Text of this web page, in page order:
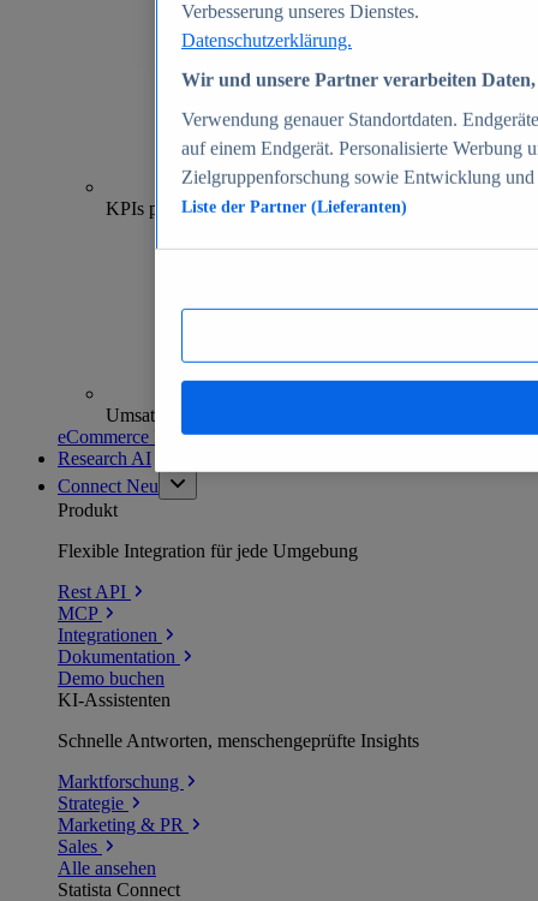
70+
KPIs pro Shop
Umsatzanalysen und -prognosen
eCommerce Insights entdecken
Research AI
Connect Neu
Produkt
Flexible Integration für jede Umgebung
Rest API
MCP
Integrationen
Dokumentation
Demo buchen
KI-Assistenten
Schnelle Antworten, menschengeprüfte Insights
Marktforschung
Strategie
Marketing & PR
Sales
Alle ansehen
Statista Connect
Verbesserung unseres Dienstes.
Datenschutzerklärung.
Wir und unsere Partner verarbeiten
Verwendung genauer Standortdaten.
auf einem Endgerät. Personalisierte Werbung
Zielgruppenforschung sowie Entwicklung
Liste der Partner (Lieferanten)